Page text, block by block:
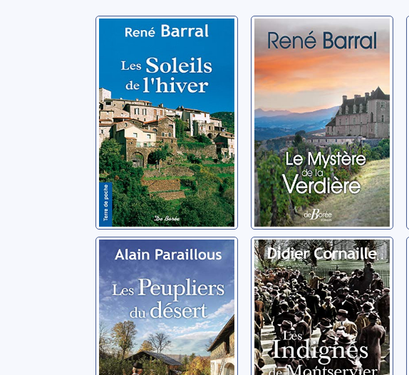
Les soleils de
Barral, René
Le mystère de la
Verdière
Barral, René
Les peupliers du
désert
Paraillous, Alain
Les indignés de
Montservier
Cornaille, Didier